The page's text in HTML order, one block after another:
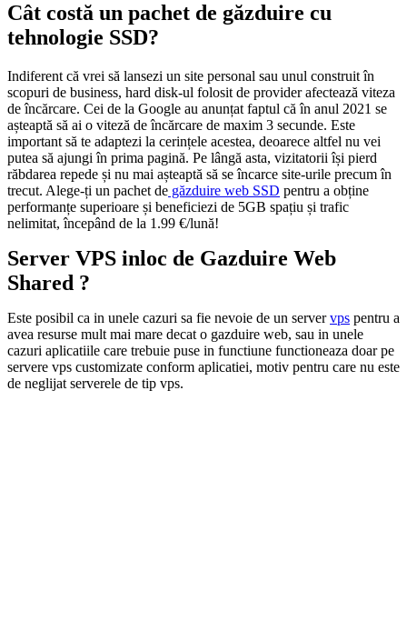
Cât costă un pachet de găzduire cu
tehnologie SSD?
Indiferent că vrei să lansezi un site personal sau unul construit în
scopuri de business, hard disk-ul folosit de provider afectează viteza
de încărcare. Cei de la Google au anunțat faptul că în anul 2021 se
așteaptă să ai o viteză de încărcare de maxim 3 secunde. Este
important să te adaptezi la cerințele acestea, deoarece altfel nu vei
putea să ajungi în prima pagină. Pe lângă asta, vizitatorii își pierd
răbdarea repede și nu mai așteaptă să se încarce site-urile precum în
trecut. Alege-ți un pachet de găzduire web SSD pentru a obține
performanțe superioare și beneficiezi de 5GB spațiu și trafic
nelimitat, începând de la 1.99 €/lună!
Server VPS inloc de Gazduire Web
Shared ?
Este posibil ca in unele cazuri sa fie nevoie de un servervps pentru a
avea resurse mult mai mare decat o gazduire web, sau in unele
cazuri aplicatiile care trebuie puse in functiune functioneaza doar pe
servere vps customizate conform aplicatiei, motiv pentru care nu este
de neglijat serverele de tip vps.